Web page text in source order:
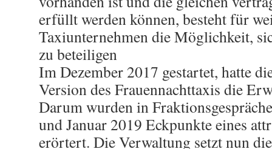
erfüllt werden können, besteht für
Taxiunternehmen die Möglichkeit,
zu beteiligen
Im Dezember 2017 gestartet, hatte
Version des Frauennachttaxis die
Darum wurden in
und Januar 2019 Eckpunkte eines
erörtert. Die Verwaltung setzt nun